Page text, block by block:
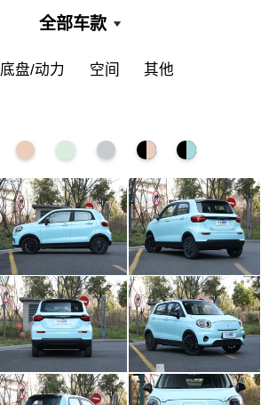
全部车款
底盘/动力 空间 其他